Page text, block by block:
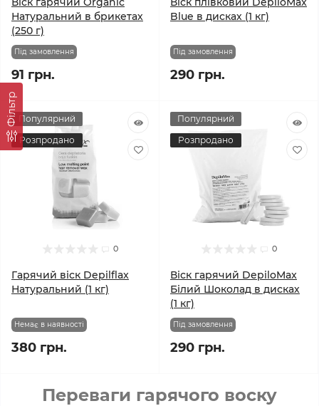
Фільтр
Натуральний в брикетах
(250 г)
Під замовлення
91 грн.
Blue в дисках (1 кг)
Під замовлення
290 грн.
Популярний
Розпродано
0
Гарячий віск Depilflax
Натуральний (1 кг)
Немає в наявності
380 грн.
Популярний
Розпродано
0
Віск гарячий DepiloMax
Білий Шоколад в дисках
(1 кг)
Під замовлення
290 грн.
Переваги гарячого воску